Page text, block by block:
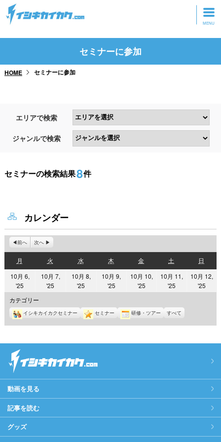
トップページ
研修・ツアーに参加
セミナーに参加
HOME セミナーに参加
エリアで検索
ジャンルで検索
セミナーの検索結果8件
カレンダー
前へ 次へ
月
曜
日
火
曜
日
水水
曜
日
木
曜
日
金金
曜
日
土
曜
日
日
曜
日
10月 6,
'25
年
10
月
6
10月 7,
'25
10
月
7
10月 8,
'25
10
月
8
10月 9,
'252025
10
月
9
10月 10,
'252025
10
月
10
10月 11,
'252025
10
月
11
10月 12,
'252025
12
カテゴリー
イシキカイカクセミナー セミナー 研修・ツアー すべて
動画を見る
記事を読む
グッズ